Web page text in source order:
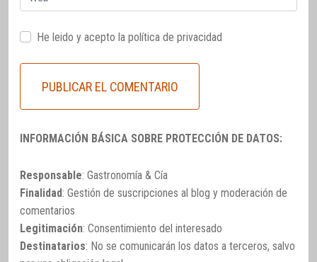
He leido y acepto la política de privacidad
INFORMACIÓN BÁSICA SOBRE PROTECCIÓN DE DATOS:
Responsable: Gastronomía & Cía
Finalidad: Gestión de suscripciones al blog y moderación de
comentarios
Legitimación: Consentimiento del interesado
Destinatarios: No se comunicarán los datos a terceros, salvo